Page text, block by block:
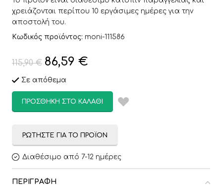
χρειάζονται περίπου 10 εργάσιμες ημέρες για την
αποστολή του.
Κωδικός προϊόντος: moni-111586
115,90€ 86,59 €
Σε απόθεμα
ΠΡΟΣΘΉΚΗ ΣΤΟ ΚΑΛΆΘΙ
ΡΩΤΉΣΤΕ ΓΙΑ ΤΟ ΠΡΟΪΌΝ
Διαθέσιμο από 7-12 ημέρες
ΠΕΡΙΓΡΑΦΉ